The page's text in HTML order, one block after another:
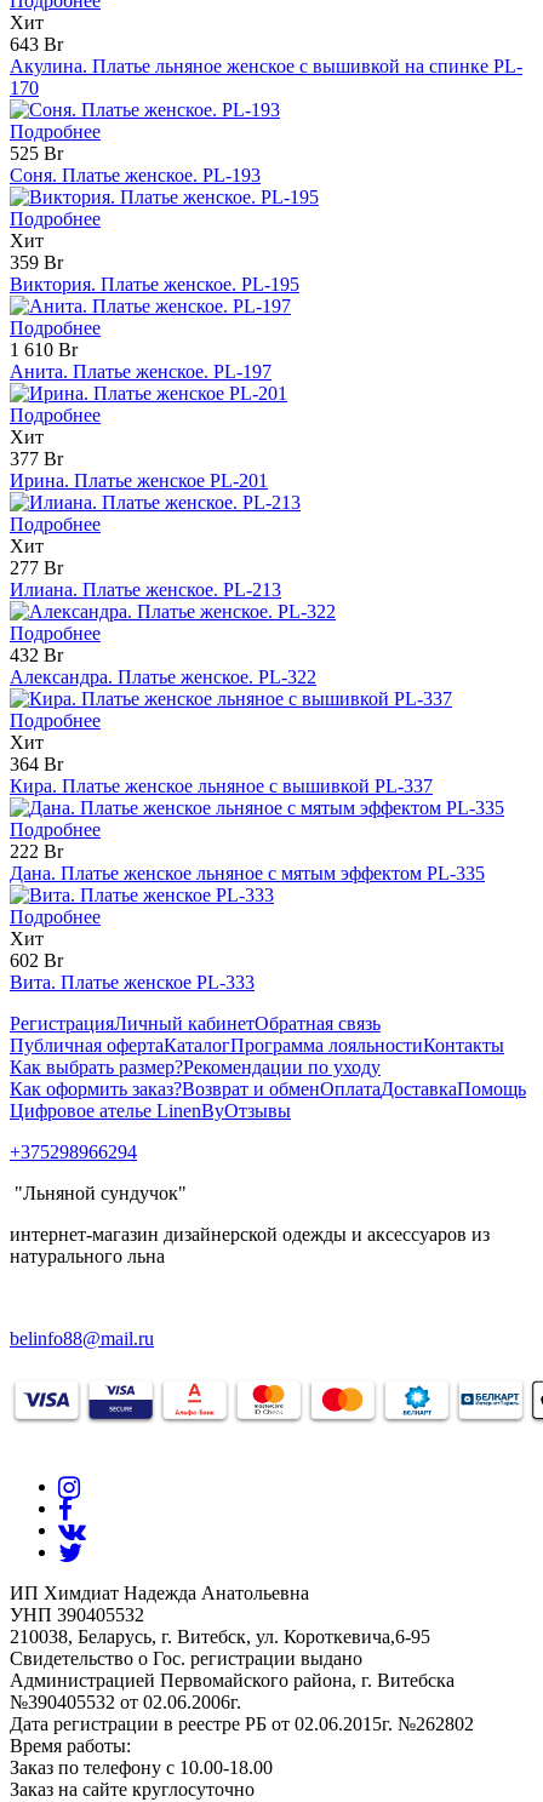
Хит
643 Br
Акулина. Платье льняное женское с вышивкой на спинке PL-
170
Подробнее
525 Br
Соня. Платье женское. PL-193
Подробнее
Хит
359 Br
Виктория. Платье женское. PL-195
Подробнее
1 610 Br
Анита. Платье женское. PL-197
Подробнее
Хит
377 Br
Ирина. Платье женское PL-201
Подробнее
Хит
277 Br
Илиана. Платье женское. PL-213
Подробнее
432 Br
Александра. Платье женское. PL-322
Подробнее
Хит
364 Br
Кира. Платье женское льняное с вышивкой PL-337
Подробнее
222 Br
Дана. Платье женское льняное с мятым эффектом PL-335
Подробнее
Хит
602 Br
Вита. Платье женское PL-333
РегистрацияЛичный кабинетОбратная связь
Публичная офертаКаталогПрограмма лояльностиКонтакты
Как выбрать размер?Рекомендации по уходу
Как оформить заказ?Возврат и обменОплатаДоставкаПомощь
Цифровое ателье LinenByОтзывы
+375298966294
"Льняной сундучок"
интернет-магазин дизайнерской одежды и аксессуаров из
натурального льна
belinfo88@mail.ru
ИП Химдиат Надежда Анатольевна
УНП 390405532
210038, Беларусь, г. Витебск, ул. Короткевича,6-95
Свидетельство о Гос. регистрации выдано
Администрацией Первомайского района, г. Витебска
№390405532 от 02.06.2006г.
Дата регистрации в реестре РБ от 02.06.2015г. №262802
Время работы:
Заказ по телефону с 10.00-18.00
Заказ на сайте круглосуточно